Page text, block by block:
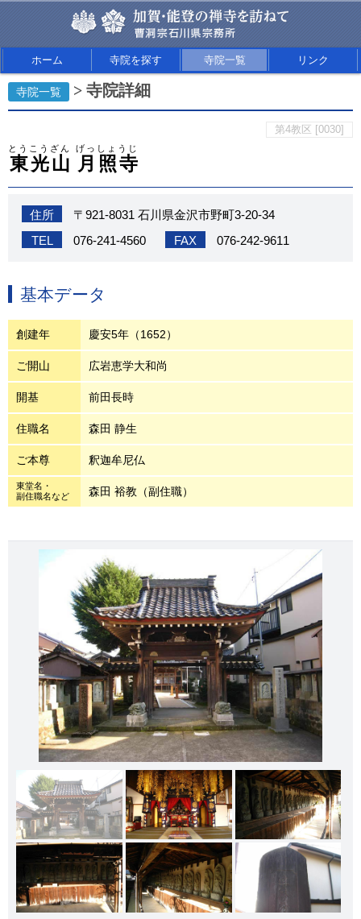
ホーム 寺院を探す 寺院一覧 リンク
寺院一覧 > 寺院詳細
東光山
とうこうざん
月照寺
げっしょうじ
第4教区 [0030]
住所
〒921-8031 石川県金沢市野町3-20-34
TEL
076-241-4560 FAX 076-242-9611
基本データ
創建年 慶安5年（1652）
ご開山 広岩恵学大和尚
開基 前田長時
住職名 森田 静生
ご本尊 釈迦牟尼仏
東堂名・
副住職名など
森田 裕教（副住職）